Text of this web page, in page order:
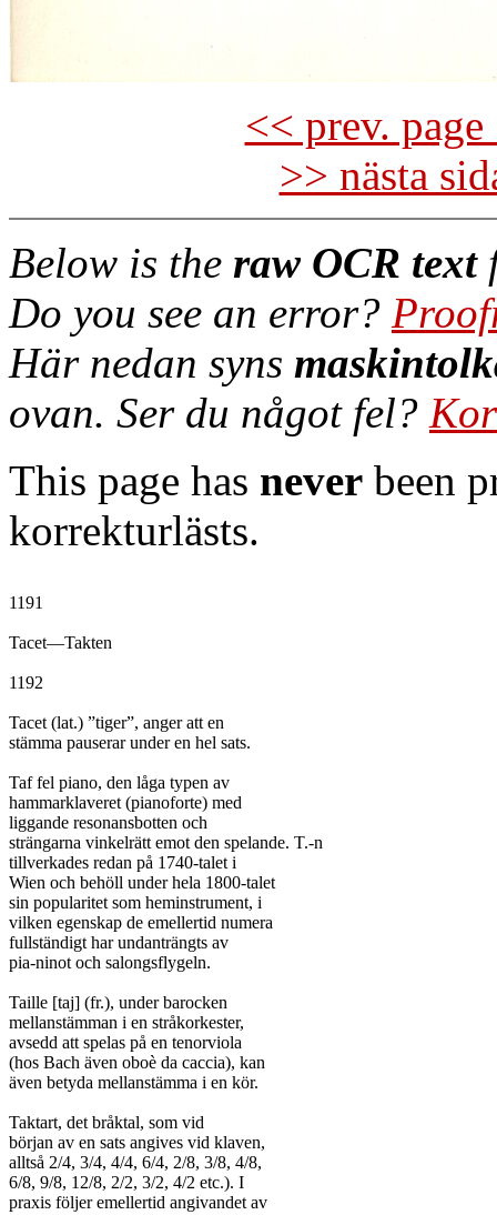
<< prev.
>> nästa
Below is the raw OCR text
Do you see an error?
Här nedan syns
ovan. Ser du något fel?
This page has never been
korrekturlästs.
1191
Tacet—Takten
1192
Tacet (lat.) ”tiger”, anger att en
stämma pauserar under en hel sats.
Taf fel piano, den låga typen av
hammarklaveret (pianoforte) med
liggande resonansbotten och
strängarna vinkelrätt emot den spelande. T.-n
tillverkades redan på 1740-talet i
Wien och behöll under hela 1800-talet
sin popularitet som heminstrument, i
vilken egenskap de emellertid numera
fullständigt har undanträngts av
pia-ninot och salongsflygeln.
Taille [taj] (fr.), under barocken
mellanstämman i en stråkorkester,
avsedd att spelas på en tenorviola
(hos Bach även oboè da caccia), kan
även betyda mellanstämma i en kör.
Taktart, det bråktal, som vid
början av en sats angives vid klaven,
alltså 2/4, 3/4, 4/4, 6/4, 2/8, 3/8, 4/8,
6/8, 9/8, 12/8, 2/2, 3/2, 4/2 etc.). I
praxis följer emellertid angivandet av